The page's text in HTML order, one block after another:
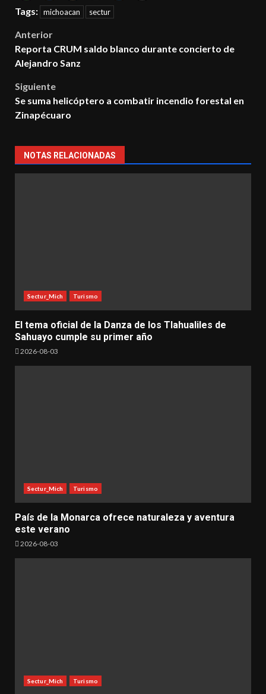
Tags: michoacan sectur
Post
navigation
Anterior
Reporta CRUM saldo blanco durante concierto de
Alejandro Sanz
Siguiente
Se suma helicóptero a combatir incendio forestal en
Zinapécuaro
NOTAS RELACIONADAS
Sectur_Mich Turismo
El tema oficial de la Danza de los Tlahualiles de
Sahuayo cumple su primer año
2026-08-03
Sectur_Mich Turismo
País de la Monarca ofrece naturaleza y aventura
este verano
2026-08-03
Sectur_Mich Turismo